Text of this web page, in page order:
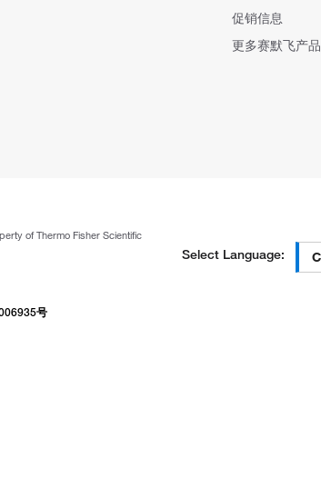
促销信息
更多赛默飞产品
of Thermo Fisher Scientific
Select Language:
号